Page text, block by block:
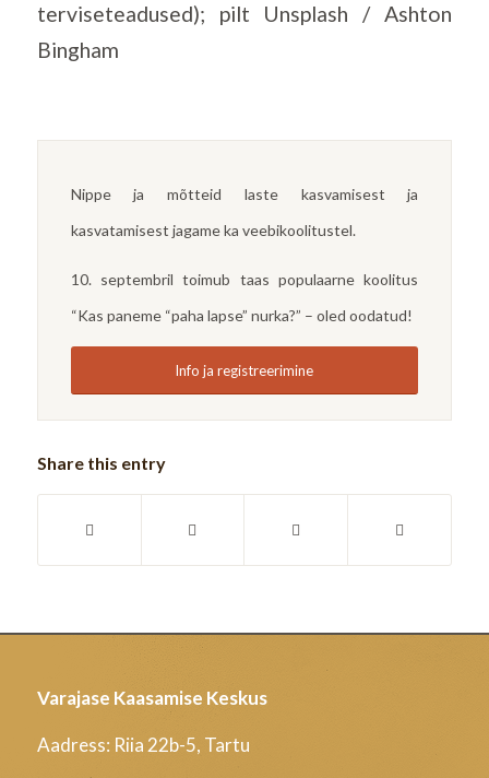
terviseteadused); pilt Unsplash / Ashton
Bingham
Nippe ja mõtteid laste kasvamisest ja
kasvatamisest jagame ka veebikoolitustel.
10. septembril toimub taas populaarne koolitus
“Kas paneme “paha lapse” nurka?” – oled oodatud!
Info ja registreerimine
Share this entry
Varajase Kaasamise Keskus
Aadress: Riia 22b-5, Tartu